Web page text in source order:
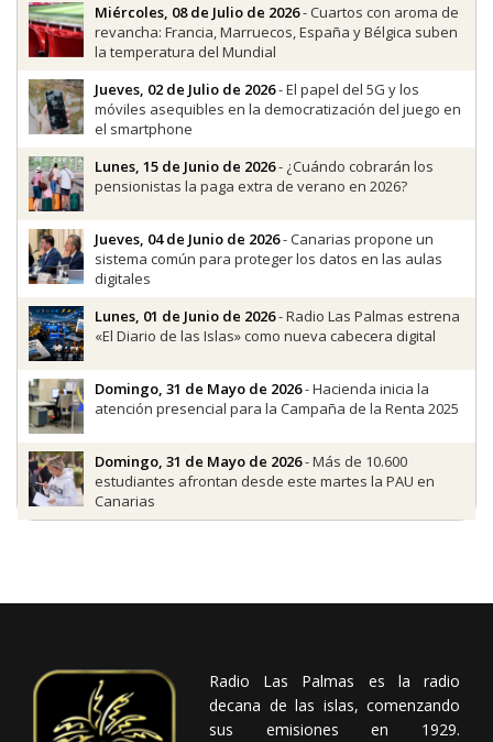
Miércoles, 08 de Julio de 2026- Cuartos con aroma de
revancha: Francia, Marruecos, España y Bélgica suben
la temperatura del Mundial
Jueves, 02 de Julio de 2026- El papel del 5G y los
móviles asequibles en la democratización del juego en
el smartphone
Lunes, 15 de Junio de 2026- ¿Cuándo cobrarán los
pensionistas la paga extra de verano en 2026?
Jueves, 04 de Junio de 2026- Canarias propone un
sistema común para proteger los datos en las aulas
digitales
Lunes, 01 de Junio de 2026- Radio Las Palmas estrena
«El Diario de las Islas» como nueva cabecera digital
Domingo, 31 de Mayo de 2026- Hacienda inicia la
atención presencial para la Campaña de la Renta 2025
Domingo, 31 de Mayo de 2026- Más de 10.600
estudiantes afrontan desde este martes la PAU en
Canarias
Radio Las Palmas es la radio
decana de las islas, comenzando
sus emisiones en 1929.